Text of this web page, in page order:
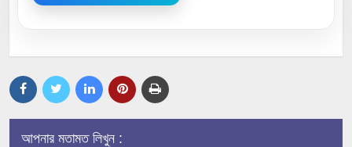
আপনার মতামত লিখুন :